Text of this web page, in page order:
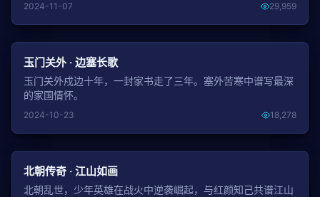
2024-11-07 29,959
玉门关外 · 边塞长歌
玉门关外戍边十年，一封家书走了三年。塞外苦寒中谱写最深
的家国情怀。
2024-10-23 18,278
北朝传奇 · 江山如画
北朝乱世，少年英雄在战火中逆袭崛起，与红颜知己共谱江山